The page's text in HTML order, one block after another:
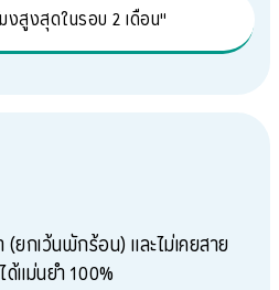
งสูงสุดในรอบ 2 เดือน"
กเว้นพักร้อน) และไม่เคยสาย
แม่นยำ 100%